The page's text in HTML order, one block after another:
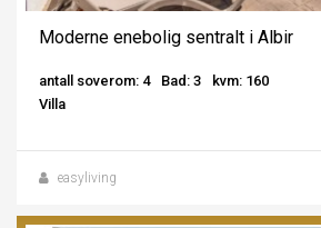
Moderne enebolig sentralt i Albir
antall soverom: 4 Bad: 3
kvm: 160
Villa
easyliving